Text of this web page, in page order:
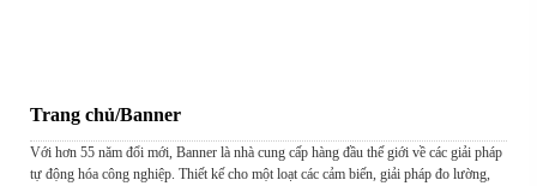
Trang chủ/Banner
Với hơn 55 năm đổi mới, Banner là nhà cung cấp hàng đầu thế giới về các giải pháp
tự động hóa công nghiệp. Thiết kế cho một loạt các cảm biến, giải pháp đo lường,